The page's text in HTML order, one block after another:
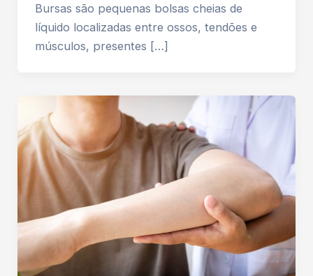
Bursas são pequenas bolsas cheias de
líquido localizadas entre ossos, tendões e
músculos, presentes […]